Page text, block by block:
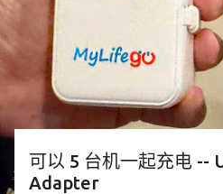
可以 5 台机一起充电 --
Adapter